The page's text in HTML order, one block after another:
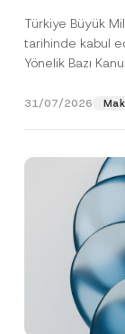
Türkiye Büyük
tarihinde kabul
Yönelik Bazı
31/07/2026